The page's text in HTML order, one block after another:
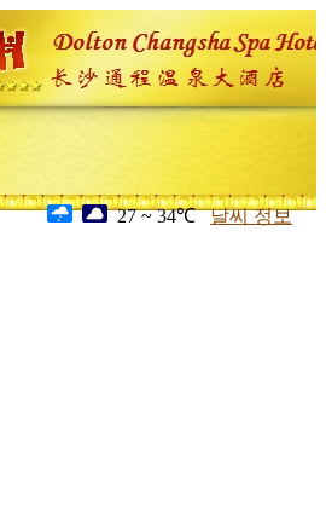
27 ~ 34℃ 날씨 정보